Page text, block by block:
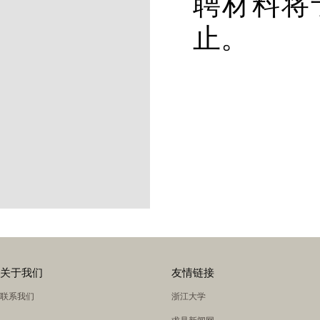
止。
关于我们
联系我们
友情链接
浙江大学